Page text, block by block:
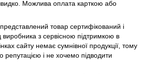
Можлива оплата карткою або
товар сертифікований і
виробника з сервісною підтримкою в
сайту немає сумнівної продукції, тому
і не хочемо підводити